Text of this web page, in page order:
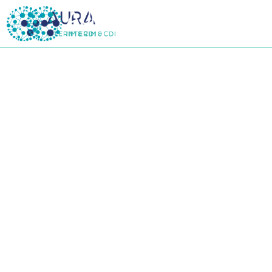
Nos agences